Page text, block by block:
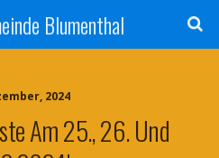
Blumenthal
2024
Am 25., 26. Und